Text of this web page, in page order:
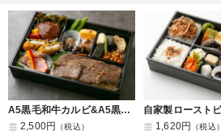
A5黒毛和牛カルビ&A5黒毛和牛ハンバーグ膳
2,500円
（税込）
1,620円
（税込）